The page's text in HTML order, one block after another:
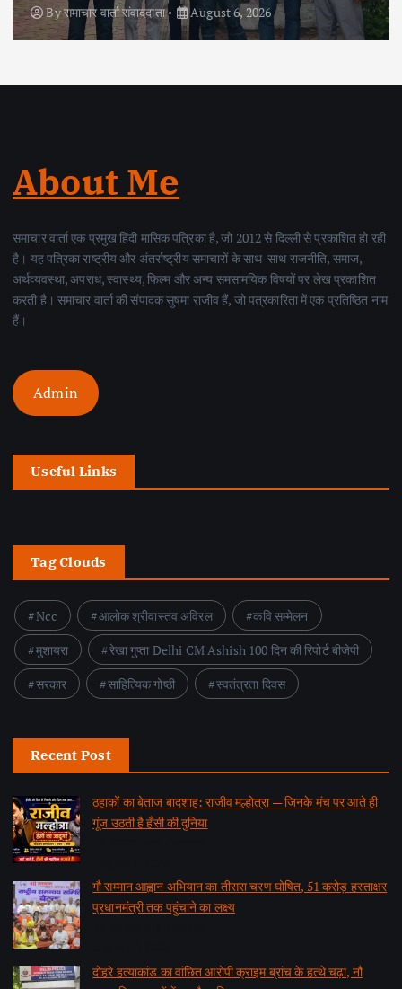
Byसमाचार वार्ता संवाददाता August 6, 2026
About Me
समाचार वार्ता एक प्रमुख हिंदी मासिक पत्रिका है, जो 2012 से दिल्ली से प्रकाशित हो रही
है। यह पत्रिका राष्ट्रीय और अंतर्राष्ट्रीय समाचारों के साथ-साथ राजनीति, समाज,
अर्थव्यवस्था, अपराध, स्वास्थ्य, फिल्म और अन्य समसामयिक विषयों पर लेख प्रकाशित
करती है। समाचार वार्ता की संपादक सुषमा राजीव हैं, जो पत्रकारिता में एक प्रतिष्ठित नाम
हैं।
Admin
Useful Links
Tag Clouds
Ncc आलोक श्रीवास्तव अविरल
कवि सम्मेलन
मुशायरा
रेखा गुप्ता Delhi CM Ashish 100 दिन की रिपोर्ट बीजेपी
सरकार
साहित्यिक गोष्ठी स्वतंत्रता दिवस
Recent Post
ठहाकों का बेताज बादशाह: राजीव मल्होत्रा — जिनके मंच पर आते ही
गूंज उठती है हँसी की दुनिया
गौ सम्मान आह्वान अभियान का तीसरा चरण घोषित, 51 करोड़ हस्ताक्षर
प्रधानमंत्री तक पहुंचाने का लक्ष्य
दोहरे हत्याकांड का वांछित आरोपी क्राइम ब्रांच के हत्थे चढ़ा, नौ